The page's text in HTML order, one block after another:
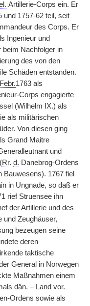
Artillerie-Corps ein. Er
und 1757-62 teil, seit
des Corps. Er
Ingenieur und
beim Nachfolger in
des von den
Schäden entstanden.
Febr.1763 als
Corps engagierte
(Wilhelm IX.) als
als militärischen
Von diesen ging
Grand Maitre
und
Rr. d. Danebrog-Ordens
Bauwesens). 1767 fiel
in Ungnade, so daß er
rief Struensee ihn
der Artillerie und des
und Zeughäuser,
bezeugen seine
deren
taktische
General in Norwegen
Maßnahmen einem
dän. – Land vor.
Ordens sowie als